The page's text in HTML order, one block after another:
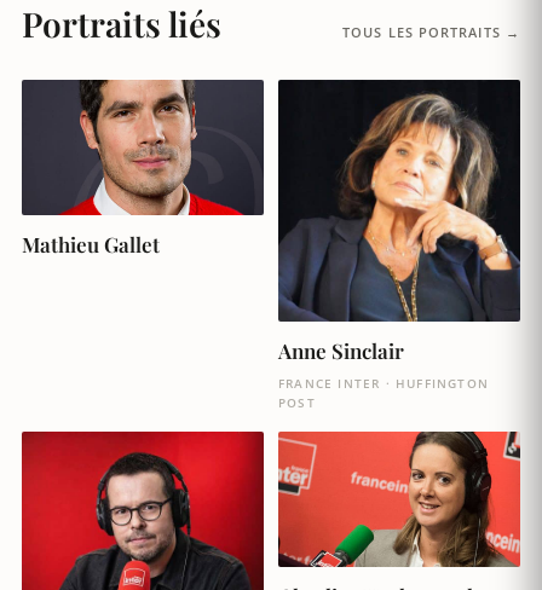
Portraits liés TOUS LES PORTRAITS →
Mathieu Gallet
Anne Sinclair
FRANCE INTER · HUFFINGTON
POST